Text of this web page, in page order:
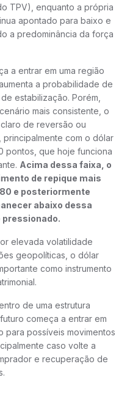
TPV), enquanto a própria
apontado para baixo e
a predominância da força
a entrar em uma região
a probabilidade de
estabilização. Porém,
mais consistente, o
de reversão ou
com o dólar
pontos, que hoje funciona
Acima dessa faixa, o
de repique mais
e posteriormente
abaixo dessa
pressionado.
elevada volatilidade
geopolíticas, o dólar
como instrumento
de uma estrutura
começa a entrar em
para possíveis movimentos
caso volte a
e recuperação de